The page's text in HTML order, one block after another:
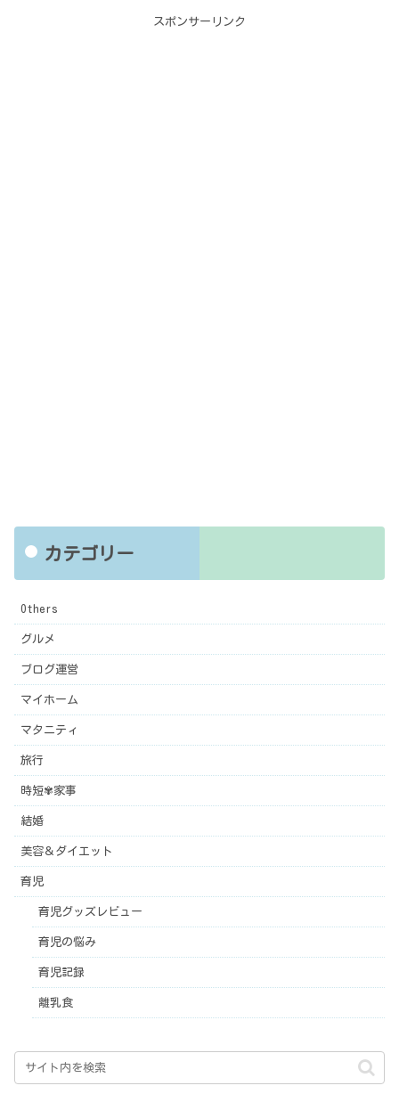
スポンサーリンク
カテゴリー
Others
グルメ
ブログ運営
マイホーム
マタニティ
旅行
時短✾家事
結婚
美容＆ダイエット
育児
育児グッズレビュー
育児の悩み
育児記録
離乳食